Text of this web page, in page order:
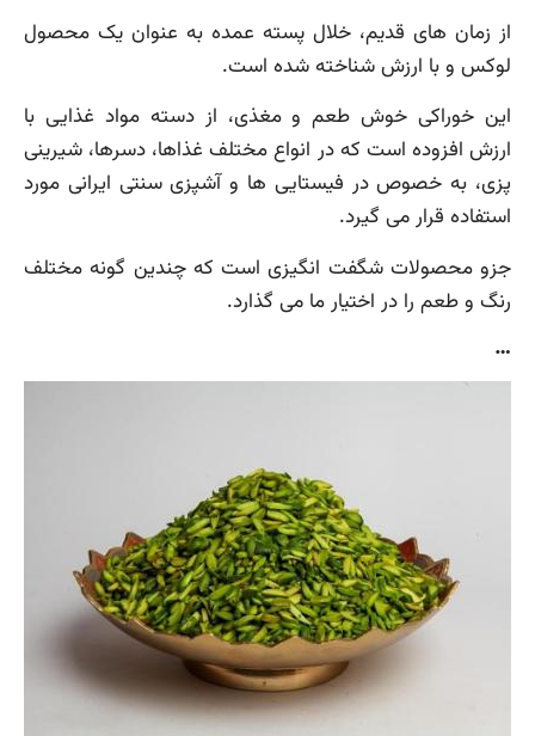
از زمان های قدیم، خلال پسته عمده به عنوان یک محصول
لوکس و با ارزش شناخته شده است.
این خوراکی خوش طعم و مغذی، از دسته مواد غذایی با
ارزش افزوده است که در انواع مختلف غذاها، دسرها، شیرینی
پزی، به خصوص در فیستایی ها و آشپزی سنتی ایرانی مورد
استفاده قرار می گیرد.
جزو محصولات شگفت انگیزی است که چندین گونه مختلف
رنگ و طعم را در اختیار ما می گذارد.
…